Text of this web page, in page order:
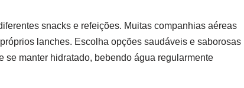
snacks e refeições. Muitas companhias aéreas
lanches. Escolha opções saudáveis e saborosas
se manter hidratado, bebendo água regularmente